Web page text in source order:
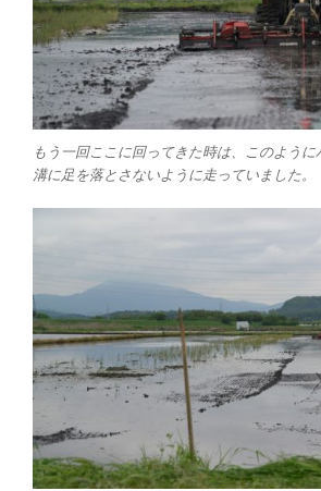
もう一回ここに回ってきた時は、このように
溝に足を落とさないように走っていました。